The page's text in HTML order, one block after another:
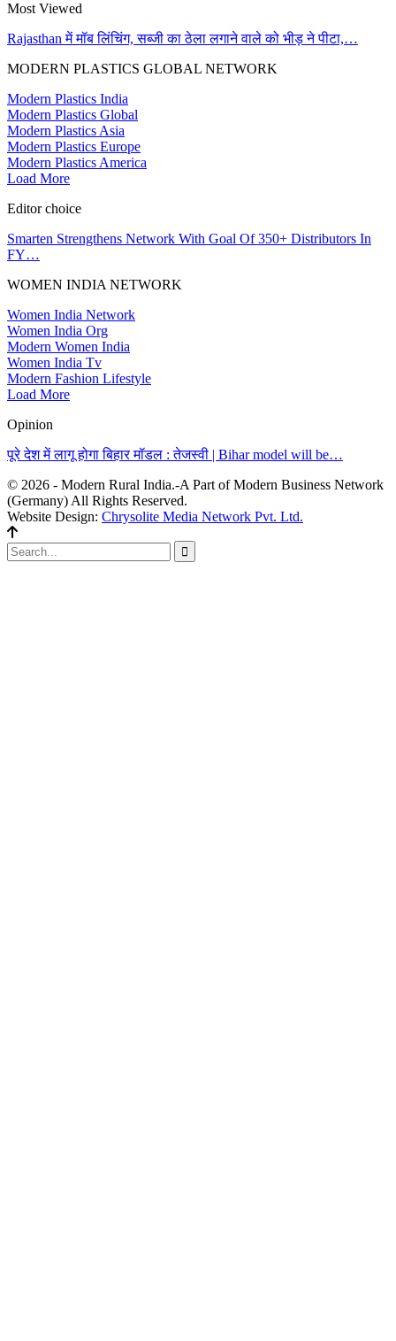
Most Viewed
Rajasthan में मॉब लिंचिंग, सब्जी का ठेला लगाने वाले को भीड़ ने पीटा,…
MODERN PLASTICS GLOBAL NETWORK
Modern Plastics India
Modern Plastics Global
Modern Plastics Asia
Modern Plastics Europe
Modern Plastics America
Load More
Editor choice
Smarten Strengthens Network With Goal Of 350+ Distributors In
FY…
WOMEN INDIA NETWORK
Women India Network
Women India Org
Modern Women India
Women India Tv
Modern Fashion Lifestyle
Load More
Opinion
पूरे देश में लागू होगा बिहार मॉडल : तेजस्वी | Bihar model will be…
© 2026 - Modern Rural India.-A Part of Modern Business Network
(Germany) All Rights Reserved.
Website Design: Chrysolite Media Network Pvt. Ltd.